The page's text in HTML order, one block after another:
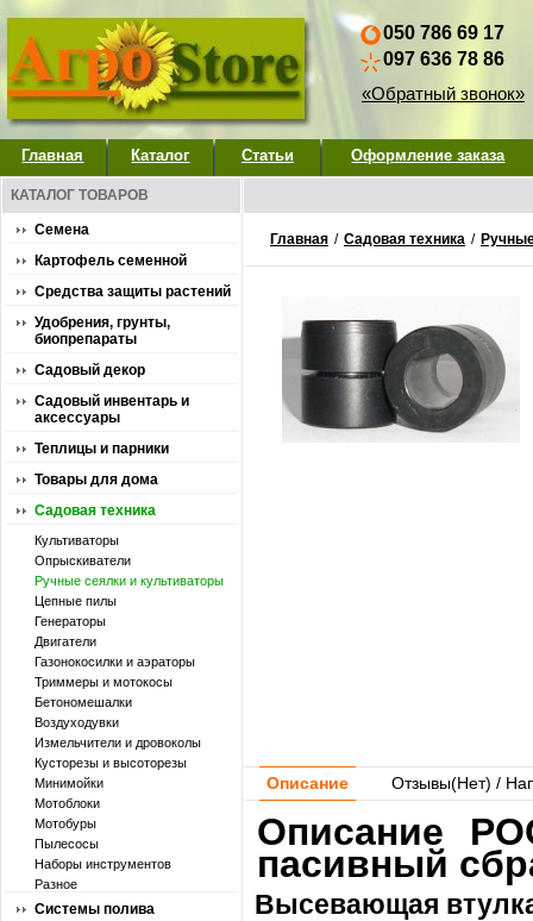
050 786 69 17
097 636 78 86
«Обратный звонок»
Главная Каталог Статьи Оформление заказа
КАТАЛОГ ТОВАРОВ
Семена
Картофель семенной
Средства защиты растений
Удобрения, грунты,
биопрепараты
Садовый декор
Садовый инвентарь и
аксессуары
Теплицы и парники
Товары для дома
Садовая техника
Культиваторы
Опрыскиватели
Ручные сеялки и культиваторы
Цепные пилы
Генераторы
Двигатели
Газонокосилки и аэраторы
Триммеры и мотокосы
Бетономешалки
Воздуходувки
Измельчители и дровоколы
Кусторезы и высоторезы
Минимойки
Мотоблоки
Мотобуры
Пылесосы
Наборы инструментов
Разное
Системы полива
Главная / Садовая техника /
Описание Отзывы(Нет) /
Описание
пасивный
Высевающая